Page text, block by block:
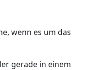
wenn es um das
gerade in einem